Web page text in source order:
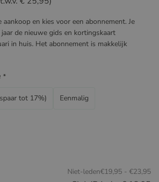
aankoop en kies voor een abonnement. Je
de nieuwe gids en kortingskaart
in huis. Het abonnement is makkelijk
*
tot 17%) Eenmalig
Niet-leden€19,95 - €23,95